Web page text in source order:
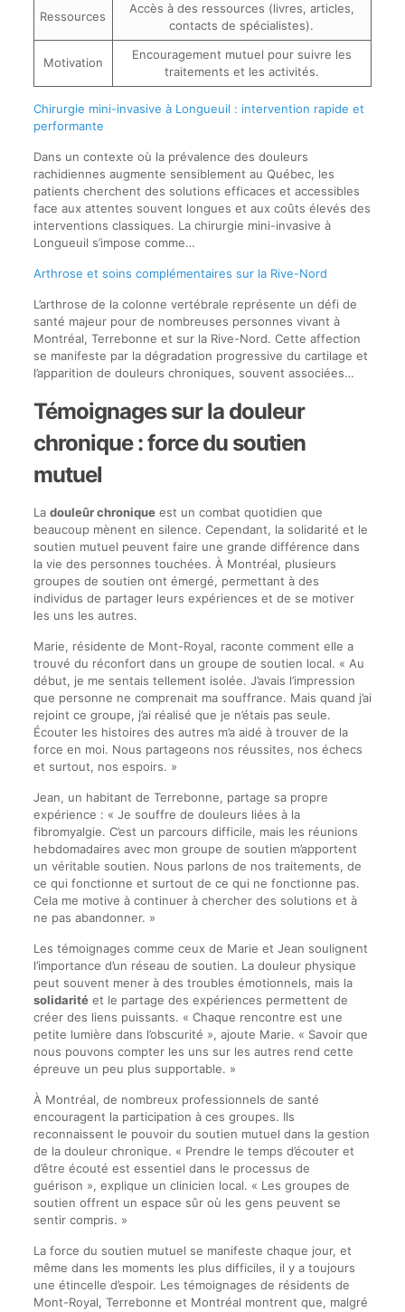
Ressources
Accès à des ressources (livres, articles,
contacts de spécialistes).
Motivation
Encouragement mutuel pour suivre les
traitements et les activités.
Chirurgie mini-invasive à Longueuil : intervention rapide et
performante
Dans un contexte où la prévalence des douleurs
rachidiennes augmente sensiblement au Québec, les
patients cherchent des solutions efficaces et accessibles
face aux attentes souvent longues et aux coûts élevés des
interventions classiques. La chirurgie mini-invasive à
Longueuil s’impose comme…
Arthrose et soins complémentaires sur la Rive-Nord
L’arthrose de la colonne vertébrale représente un défi de
santé majeur pour de nombreuses personnes vivant à
Montréal, Terrebonne et sur la Rive-Nord. Cette affection
se manifeste par la dégradation progressive du cartilage et
l’apparition de douleurs chroniques, souvent associées…
Témoignages sur la douleur
chronique : force du soutien
mutuel
La douleûr chroniqueest un combat quotidien que
beaucoup mènent en silence. Cependant, la solidarité et le
soutien mutuel peuvent faire une grande différence dans
la vie des personnes touchées. À Montréal, plusieurs
groupes de soutien ont émergé, permettant à des
individus de partager leurs expériences et de se motiver
les uns les autres.
Marie, résidente de Mont-Royal, raconte comment elle a
trouvé du réconfort dans un groupe de soutien local. « Au
début, je me sentais tellement isolée. J’avais l’impression
que personne ne comprenait ma souffrance. Mais quand j’ai
rejoint ce groupe, j’ai réalisé que je n’étais pas seule.
Écouter les histoires des autres m’a aidé à trouver de la
force en moi. Nous partageons nos réussites, nos échecs
et surtout, nos espoirs. »
Jean, un habitant de Terrebonne, partage sa propre
expérience : « Je souffre de douleurs liées à la
fibromyalgie. C’est un parcours difficile, mais les réunions
hebdomadaires avec mon groupe de soutien m’apportent
un véritable soutien. Nous parlons de nos traitements, de
ce qui fonctionne et surtout de ce qui ne fonctionne pas.
Cela me motive à continuer à chercher des solutions et à
ne pas abandonner. »
Les témoignages comme ceux de Marie et Jean soulignent
l’importance d’un réseau de soutien. La douleur physique
peut souvent mener à des troubles émotionnels, mais la
solidaritéet le partage des expériences permettent de
créer des liens puissants. « Chaque rencontre est une
petite lumière dans l’obscurité », ajoute Marie. « Savoir que
nous pouvons compter les uns sur les autres rend cette
épreuve un peu plus supportable. »
À Montréal, de nombreux professionnels de santé
encouragent la participation à ces groupes. Ils
reconnaissent le pouvoir du soutien mutuel dans la gestion
de la douleur chronique. « Prendre le temps d’écouter et
d’être écouté est essentiel dans le processus de
guérison », explique un clinicien local. « Les groupes de
soutien offrent un espace sûr où les gens peuvent se
sentir compris. »
La force du soutien mutuel se manifeste chaque jour, et
même dans les moments les plus difficiles, il y a toujours
une étincelle d’espoir. Les témoignages de résidents de
Mont-Royal, Terrebonne et Montréal montrent que, malgré